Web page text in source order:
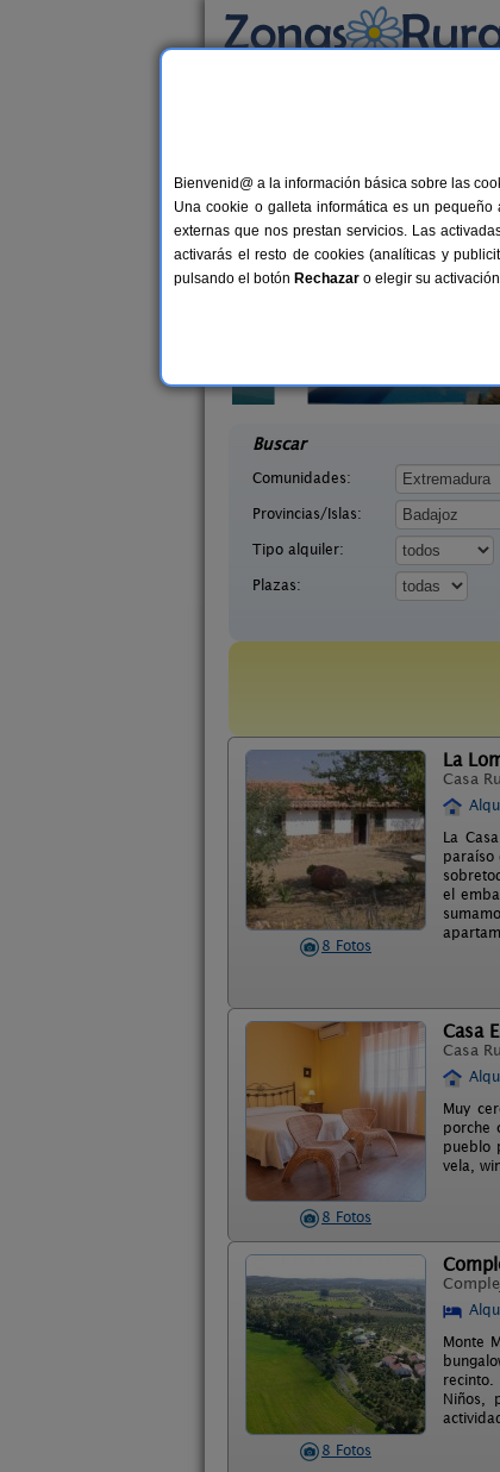
Casas Rurales
33 €
Buscar
Comunidades:
Provincias/Islas:
Tipo alquiler:
Plazas:
8 Fotos
La
Casa
La
paraíso
el
8 Fotos
Casa
Casa
Muy
porche
pueblo
vela,
8 Fotos
Monte
Niños,
Bienvenid@ a la información básica sobre las
Una cookie o galleta informática es un
externas que nos prestan servicios. Las
activarás el resto de cookies (analíticas y
pulsando el botón Rechazar o elegir su